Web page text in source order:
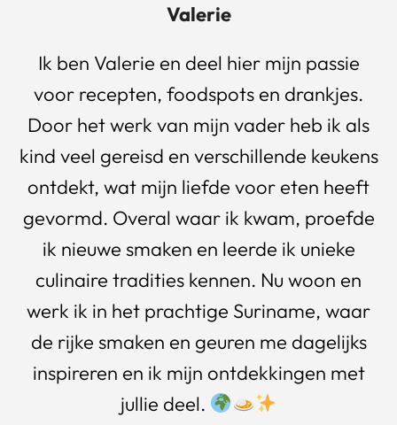
Valerie
Ik ben Valerie en deel hier mijn passie
voor recepten, foodspots en drankjes.
Door het werk van mijn vader heb ik als
kind veel gereisd en verschillende keukens
ontdekt, wat mijn liefde voor eten heeft
gevormd. Overal waar ik kwam, proefde
ik nieuwe smaken en leerde ik unieke
culinaire tradities kennen. Nu woon en
werk ik in het prachtige Suriname, waar
de rijke smaken en geuren me dagelijks
inspireren en ik mijn ontdekkingen met
jullie deel.